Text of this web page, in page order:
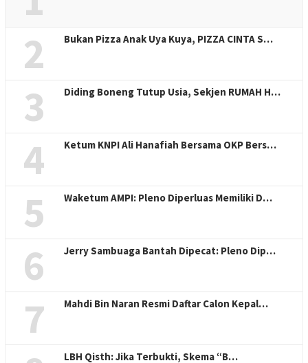
2 Bukan Pizza Anak Uya Kuya, PIZZA CINTA S…
3 Diding Boneng Tutup Usia, Sekjen RUMAH H…
4 Ketum KNPI Ali Hanafiah Bersama OKP Bers…
5 Waketum AMPI: Pleno Diperluas Memiliki D…
6 Jerry Sambuaga Bantah Dipecat: Pleno Dip…
7 Mahdi Bin Naran Resmi Daftar Calon Kepal…
LBH Qisth: Jika Terbukti, Skema “B…